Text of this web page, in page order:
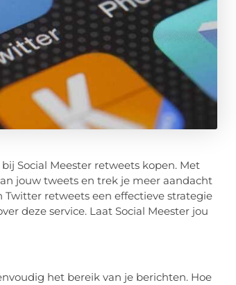
Social Meester retweets kopen. Met
jouw tweets en trek je meer aandacht
retweets een effectieve strategie
deze service. Laat Social Meester jou
het bereik van je berichten. Hoe